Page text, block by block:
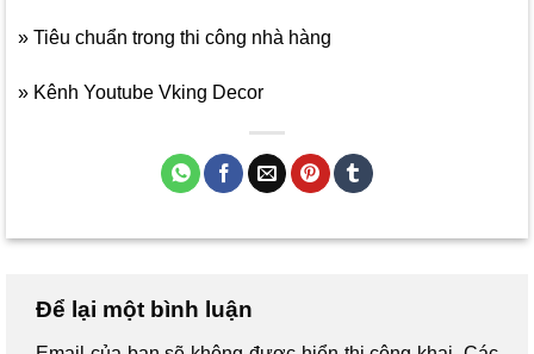
» Tiêu chuẩn trong thi công nhà hàng
» Kênh Youtube Vking Decor
Để lại một bình luận